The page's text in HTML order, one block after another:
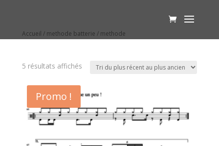
Accueil / methode batterie / methode
5 résultats affichés
Promo !